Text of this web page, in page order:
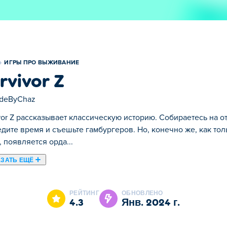
ИГРЫ ПРО ВЫЖИВАНИЕ
Z
Z рассказывает классическую историю. Собираетесь на
время и съешьте гамбургеров. Но, конечно же, как
появляется орда...
ЕЩЁ
Собираетесь на отдых в лес – приятно, спокойно
с неограниченным боезапасом и начать стрелять по Z!
достаточно драгоценных камней, и вы сможете повысить
РЕЙТИНГ
4.3
ОБНОВЛЕНО
янв. 2024 г.